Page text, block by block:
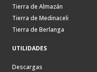
Tierra de Almazán
Tierra de Medinaceli
Tierra de Berlanga
UTILIDADES
Descargas